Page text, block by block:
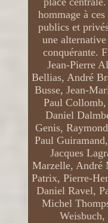
hommage à
publics et
une
conquérante.
Jean-Pierre
Bellias, André
Busse, Jean-
Paul Collomb,
Daniel
Genis,
Paul
Jacques
Marzelle,
Patrix, Pierre-
Daniel Ravel,
Michel